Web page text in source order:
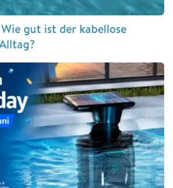
gut ist der kabellose